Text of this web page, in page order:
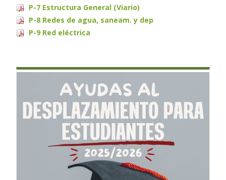
P-7 Estructura General (Viario)
P-8 Redes de agua, saneam. y dep
P-9 Red eléctrica